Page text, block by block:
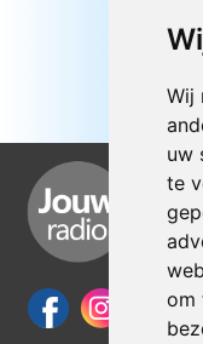
Wij
uw
te
om